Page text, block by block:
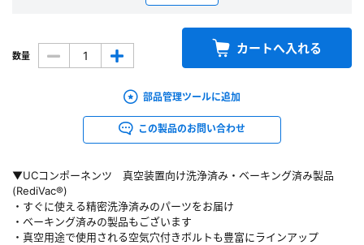
▼UCコンポーネンツ 真空装置向け洗浄済み・ベーキング済み製品
(RediVac®)
・すぐに使える精密洗浄済みのパーツをお届け
・ベーキング済みの製品もございます
・真空用途で使用される空気穴付きボルトも豊富にラインアップ
数量 カートへ入れる
部品管理ツールに追加
この製品のお問い合わせ
会員の方はこちら
※メールアドレスを忘れた方は、お問い合わせページよりお問い合わせくださ